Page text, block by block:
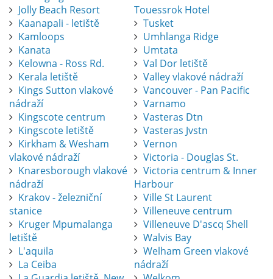
Jolly Beach Resort
Kaanapali - letiště
Kamloops
Kanata
Kelowna - Ross Rd.
Kerala letiště
Kings Sutton vlakové
nádraží
Kingscote centrum
Kingscote letiště
Kirkham & Wesham
vlakové nádraží
Knaresborough vlakové
nádraží
Krakov - železniční
stanice
Kruger Mpumalanga
letiště
L'aquila
La Ceiba
Touessrok Hotel
Tusket
Umhlanga Ridge
Umtata
Val Dor letiště
Valley vlakové nádraží
Vancouver - Pan Pacific
Varnamo
Vasteras Dtn
Vasteras Jvstn
Vernon
Victoria - Douglas St.
Victoria centrum & Inner
Harbour
Ville St Laurent
Villeneuve centrum
Villeneuve D'ascq Shell
Walvis Bay
Welham Green vlakové
nádraží